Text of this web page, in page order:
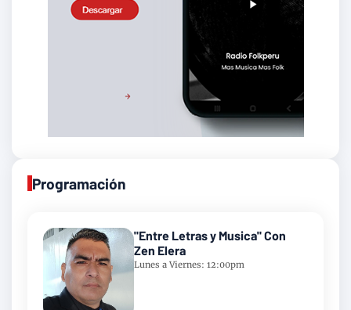
Programación
"Entre Letras y Musica" Con
Zen Elera
Lunes a Viernes: 12:00pm